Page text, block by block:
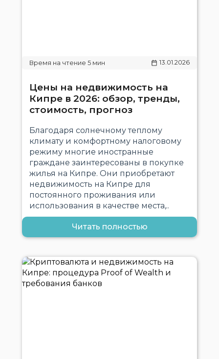
13.01.2026
Цены на недвижимость на
Кипре в 2026: обзор, тренды,
стоимость, прогноз
Благодаря солнечному теплому
климату и комфортному налоговому
режиму многие иностранные
граждане заинтересованы в покупке
жилья на Кипре. Они приобретают
недвижимость на Кипре для
постоянного проживания или
использования в качестве места,..
Читать полностью